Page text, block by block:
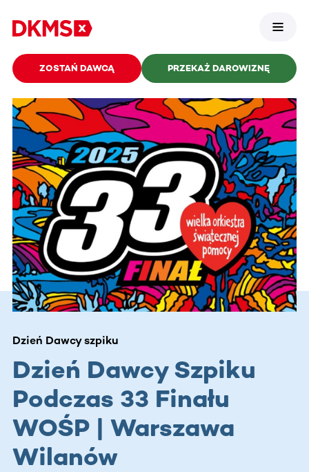
ZOSTAŃ DAWCĄ PRZEKAŻ DAROWIZNĘ
Dzień Dawcy szpiku
Dzień Dawcy Szpiku
Podczas 33 Finału
WOŚP | Warszawa
Wilanów